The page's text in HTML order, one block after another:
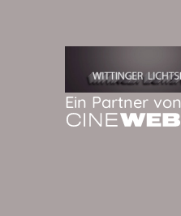
Ein Partner von